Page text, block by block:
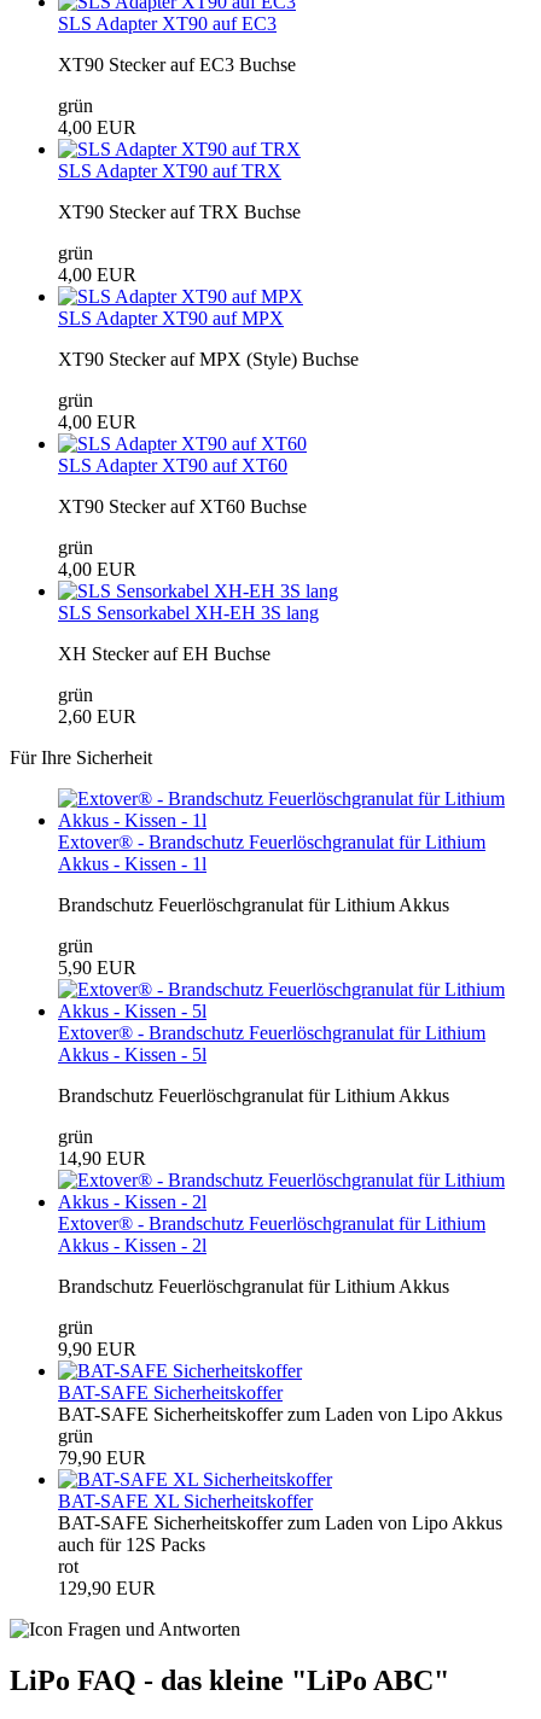
SLS Adapter XT90 auf EC3
XT90 Stecker auf EC3 Buchse
grün
4,00 EUR
SLS Adapter XT90 auf TRX
XT90 Stecker auf TRX Buchse
grün
4,00 EUR
SLS Adapter XT90 auf MPX
XT90 Stecker auf MPX (Style) Buchse
grün
4,00 EUR
SLS Adapter XT90 auf XT60
XT90 Stecker auf XT60 Buchse
grün
4,00 EUR
SLS Sensorkabel XH-EH 3S lang
XH Stecker auf EH Buchse
grün
2,60 EUR
Für Ihre Sicherheit
Extover® - Brandschutz Feuerlöschgranulat für Lithium
Akkus - Kissen - 1l
Brandschutz Feuerlöschgranulat für Lithium Akkus
grün
5,90 EUR
Extover® - Brandschutz Feuerlöschgranulat für Lithium
Akkus - Kissen - 5l
Brandschutz Feuerlöschgranulat für Lithium Akkus
grün
14,90 EUR
Extover® - Brandschutz Feuerlöschgranulat für Lithium
Akkus - Kissen - 2l
Brandschutz Feuerlöschgranulat für Lithium Akkus
grün
9,90 EUR
BAT-SAFE Sicherheitskoffer
BAT-SAFE Sicherheitskoffer zum Laden von Lipo Akkus
grün
79,90 EUR
BAT-SAFE XL Sicherheitskoffer
BAT-SAFE Sicherheitskoffer zum Laden von Lipo Akkus
auch für 12S Packs
rot
129,90 EUR
LiPo FAQ - das kleine "LiPo ABC"